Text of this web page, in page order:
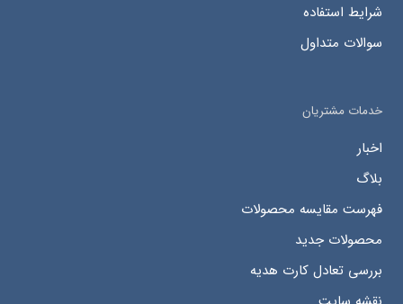
شرایط استفاده
سوالات متداول
خدمات مشتریان
اخبار
بلاگ
فهرست مقایسه محصولات
محصولات جدید
بررسی تعادل کارت هدیه